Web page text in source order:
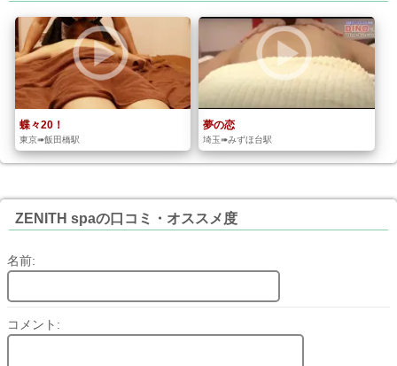
蝶々20！
東京➠飯田橋駅
夢の恋
埼玉➠みずほ台駅
ZENITH spaの口コミ・オススメ度
名前:
コメント: